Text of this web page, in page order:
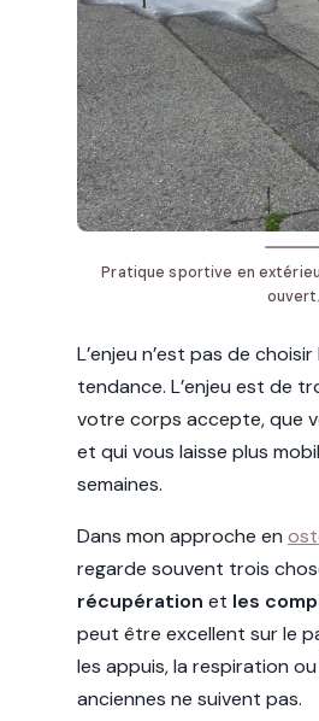
Pratique sportive en
ouvert.
L’enjeu n’est pas de
tendance. L’enjeu est de
votre corps accepte, que
et qui vous laisse plus
semaines.
Dans mon approche en
regarde souvent trois
récupération et les
peut être excellent sur le
les appuis, la respiration
anciennes ne suivent pas.